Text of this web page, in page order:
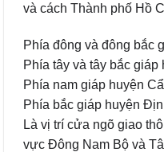
và cách Thành phố Hồ
Phía đông và đông bắc
Phía tây và tây bắc
Phía nam giáp huyện
Phía bắc giáp huyện
Là vị trí cửa ngõ giao
vực Đông Nam Bộ và